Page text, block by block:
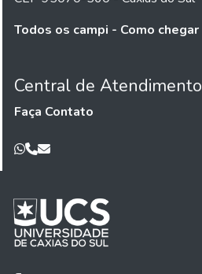
Todos os campi - Como chegar
Central de Atendimento
Faça Contato